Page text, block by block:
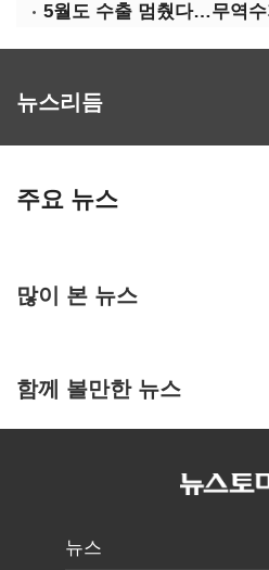
5월도 수출 멈췄다…무역
뉴스리듬
주요 뉴스
많이 본 뉴스
함께 볼만한 뉴스
뉴스